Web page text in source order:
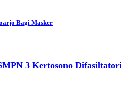
Bagi Masker
3 Kertosono Difasiltatori